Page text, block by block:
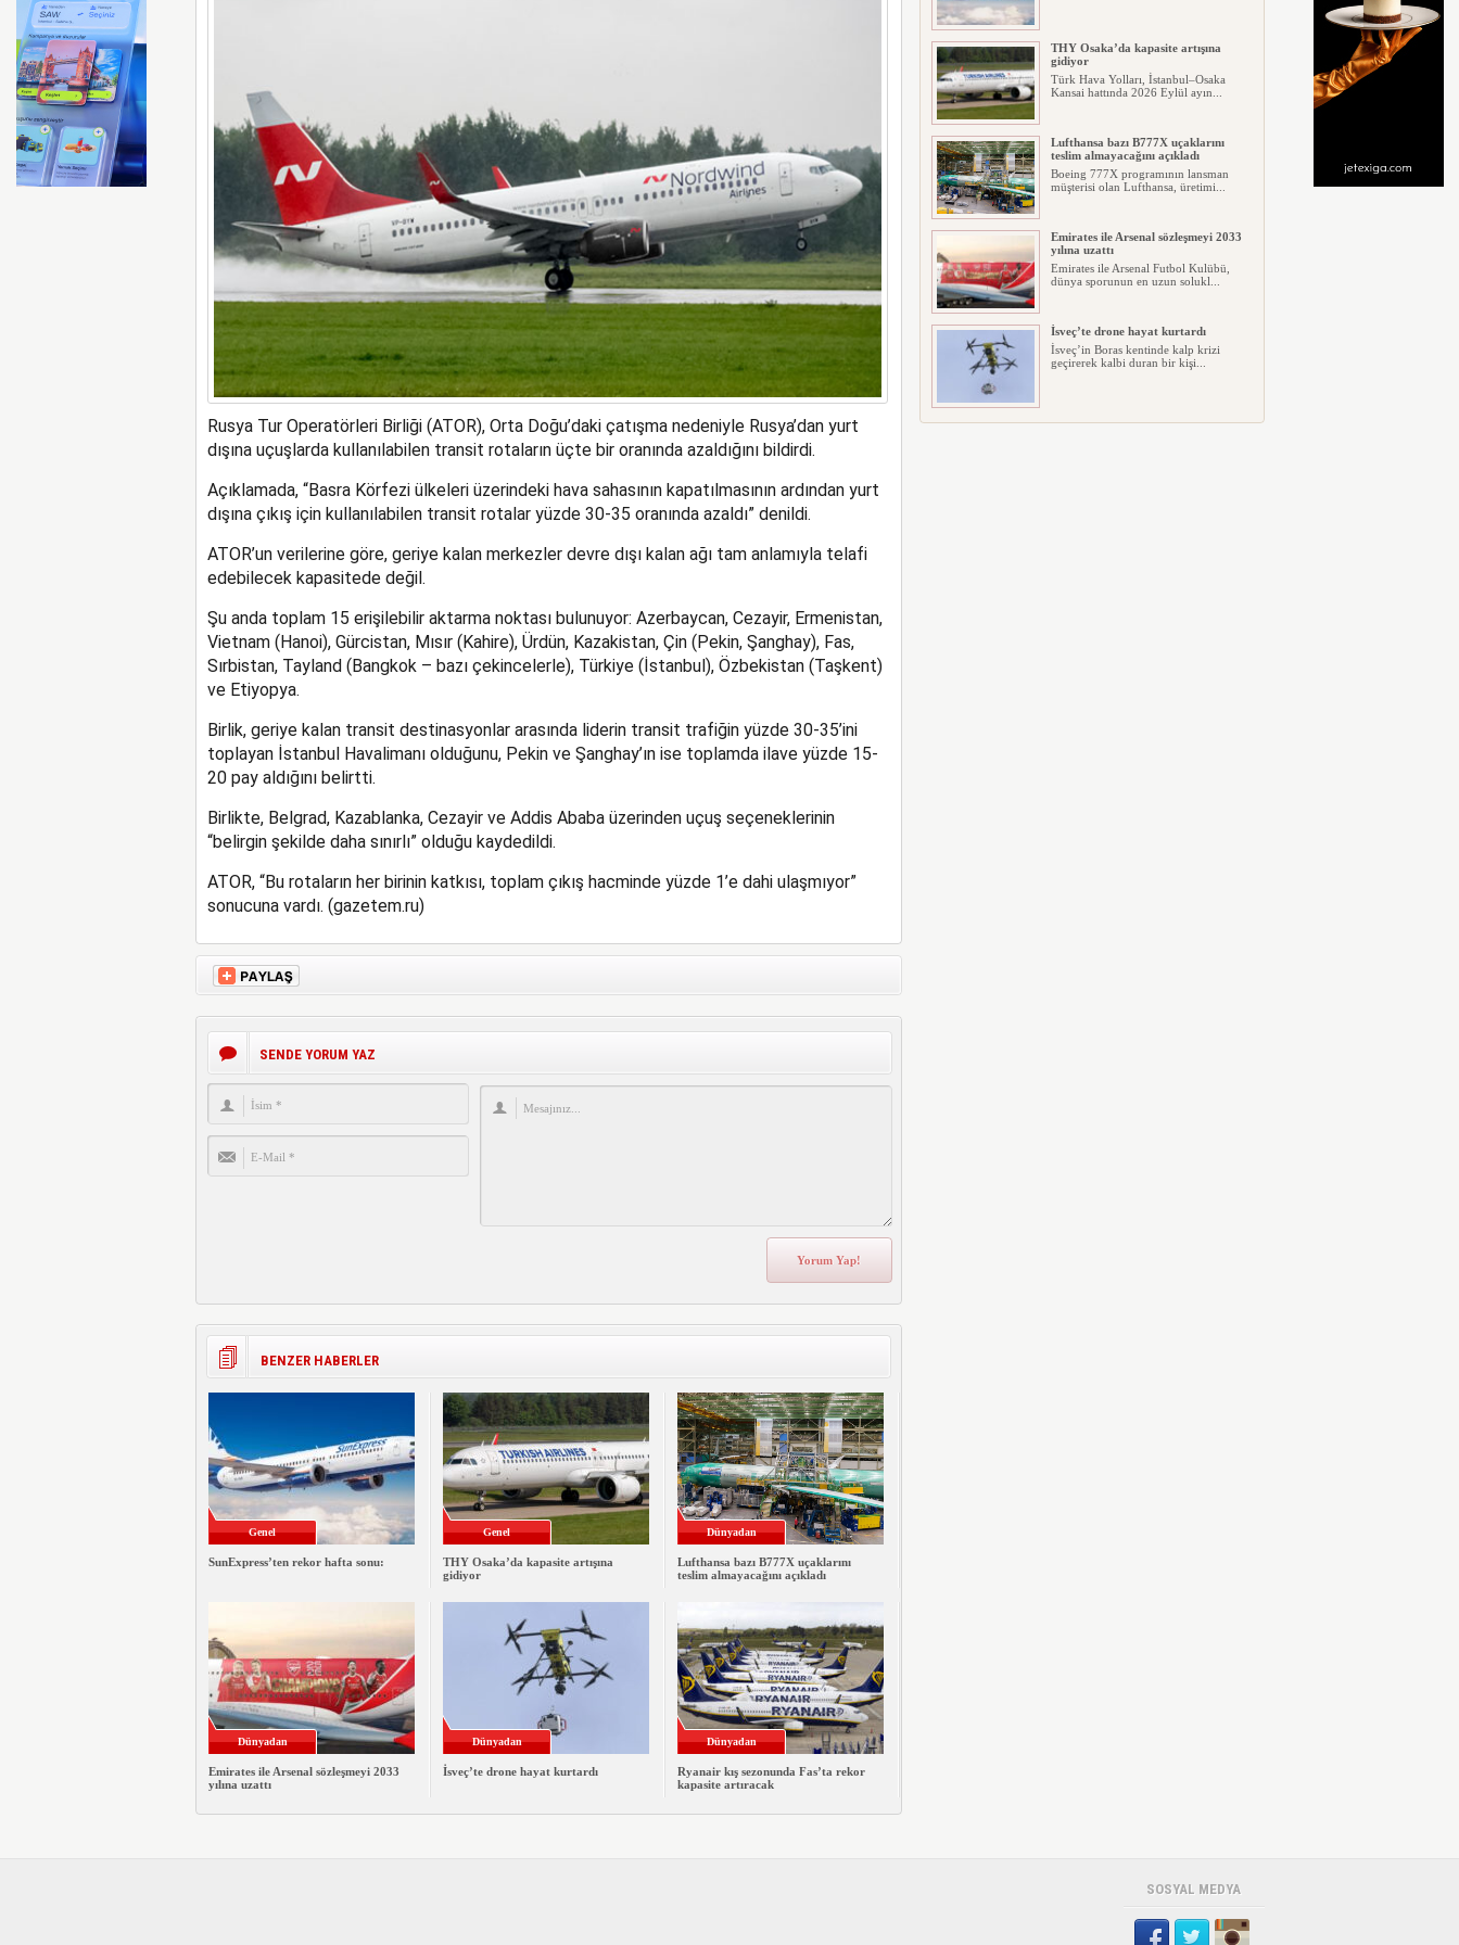
Rusya Tur Operatörleri Birliği (ATOR), Orta Doğu’daki çatışma nedeniyle Rusya’dan yurt
dışına uçuşlarda kullanılabilen transit rotaların üçte bir oranında azaldığını bildirdi.
Açıklamada, “Basra Körfezi ülkeleri üzerindeki hava sahasının kapatılmasının ardından yurt
dışına çıkış için kullanılabilen transit rotalar yüzde 30-35 oranında azaldı” denildi.
ATOR’un verilerine göre, geriye kalan merkezler devre dışı kalan ağı tam anlamıyla telafi
edebilecek kapasitede değil.
Şu anda toplam 15 erişilebilir aktarma noktası bulunuyor: Azerbaycan, Cezayir, Ermenistan,
Vietnam (Hanoi), Gürcistan, Mısır (Kahire), Ürdün, Kazakistan, Çin (Pekin, Şanghay), Fas,
Sırbistan, Tayland (Bangkok – bazı çekincelerle), Türkiye (İstanbul), Özbekistan (Taşkent)
ve Etiyopya.
Birlik, geriye kalan transit destinasyonlar arasında liderin transit trafiğin yüzde 30-35’ini
toplayan İstanbul Havalimanı olduğunu, Pekin ve Şanghay’ın ise toplamda ilave yüzde 15-
20 pay aldığını belirtti.
Birlikte, Belgrad, Kazablanka, Cezayir ve Addis Ababa üzerinden uçuş seçeneklerinin
“belirgin şekilde daha sınırlı” olduğu kaydedildi.
ATOR, “Bu rotaların her birinin katkısı, toplam çıkış hacminde yüzde 1’e dahi ulaşmıyor”
sonucuna vardı. (gazetem.ru)
SENDE YORUM YAZ
BENZER HABERLER
Genel
SunExpress’ten rekor hafta sonu:
Genel
THY Osaka’da kapasite artışına
gidiyor
Dünyadan
Lufthansa bazı B777X uçaklarını
teslim almayacağını açıkladı
Dünyadan
Emirates ile Arsenal sözleşmeyi 2033
yılına uzattı
Dünyadan
İsveç’te drone hayat kurtardı
Dünyadan
Ryanair kış sezonunda Fas’ta rekor
kapasite artıracak
THY Osaka’da kapasite artışına
gidiyor
Türk Hava Yolları, İstanbul–Osaka
Kansai hattında 2026 Eylül ayın...
Lufthansa bazı B777X uçaklarını
teslim almayacağını açıkladı
Boeing 777X programının lansman
müşterisi olan Lufthansa, üretimi...
Emirates ile Arsenal sözleşmeyi 2033
yılına uzattı
Emirates ile Arsenal Futbol Kulübü,
dünya sporunun en uzun solukl...
İsveç’te drone hayat kurtardı
İsveç’in Boras kentinde kalp krizi
geçirerek kalbi duran bir kişi...
Ryanair kış sezonunda Fas’ta rekor
SOSYAL MEDYA